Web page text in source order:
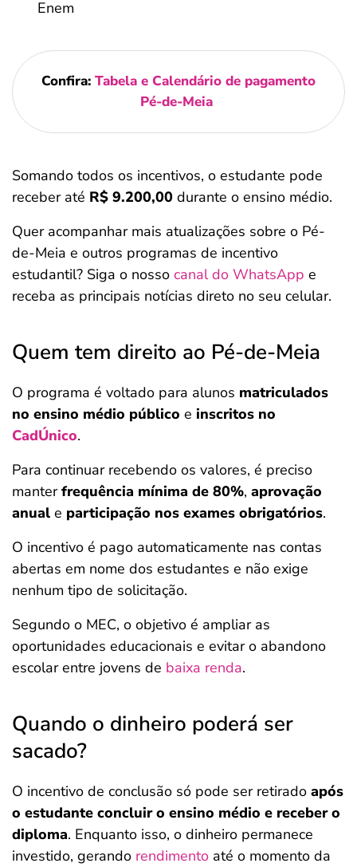
Enem
Confira: Tabela e Calendário de pagamento
Pé-de-Meia
Somando todos os incentivos, o estudante pode
receber até R$ 9.200,00 durante o ensino médio.
Quer acompanhar mais atualizações sobre o Pé-
de-Meia e outros programas de incentivo
estudantil? Siga o nosso canal do WhatsApp e
receba as principais notícias direto no seu celular.
Quem tem direito ao Pé-de-Meia
O programa é voltado para alunos matriculados
no ensino médio público e inscritos no
CadÚnico.
Para continuar recebendo os valores, é preciso
manterfrequência mínima de 80%, aprovação
anual e participação nos exames obrigatórios.
O incentivo é pago automaticamente nas contas
abertas em nome dos estudantes e não exige
nenhum tipo de solicitação.
Segundo o MEC, o objetivo é ampliar as
oportunidades educacionais e evitar o abandono
escolar entre jovens de baixa renda.
Quando o dinheiro poderá ser
sacado?
O incentivo de conclusão só pode ser retirado após
o estudante concluir o ensino médio e receber o
diploma. Enquanto isso, o dinheiro permanece
investido, gerando rendimento até o momento da